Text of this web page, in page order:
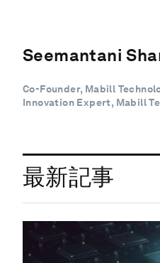
Seemantani
Co-Founder, Mabill
Innovation Expert, Mabill
最新記事